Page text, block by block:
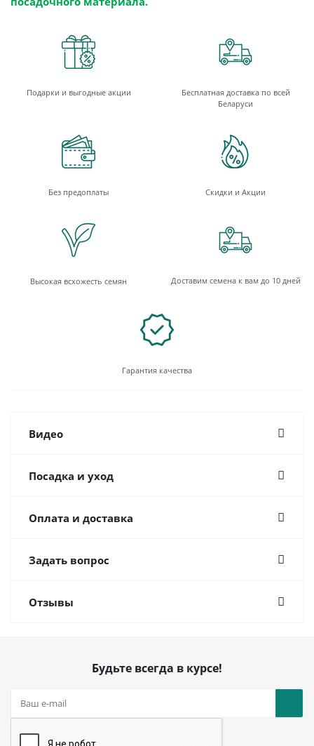
Подарки и выгодные акции
Бесплатная доставка по всей
Беларуси
Без предоплаты Скидки и Акции
Высокая всхожесть семян Доставим семена к вам до 10 дней
Гарантия качества
Видео
Посадка и уход
Оплата и доставка
Задать вопрос
Отзывы
Будьте всегда в курсе!